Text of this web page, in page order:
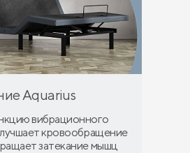
Aquarius
вибрационного
кровообращение
затекание мышц